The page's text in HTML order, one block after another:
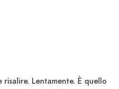
Lentamente. È quello